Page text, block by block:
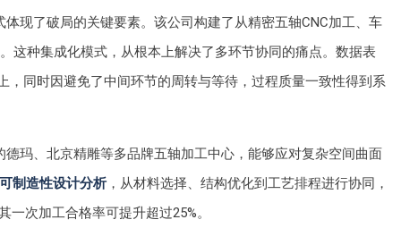
体现了破局的关键要素。该公司构建了从精密五轴CNC加工、车
这种集成化模式，从根本上解决了多环节协同的痛点。数据表
同时因避免了中间环节的周转与等待，过程质量一致性得到系
玛、北京精雕等多品牌五轴加工中心，能够应对复杂空间曲面
可制造性设计分析，从材料选择、结构优化到工艺排程进行协同，
次加工合格率可提升超过25%。